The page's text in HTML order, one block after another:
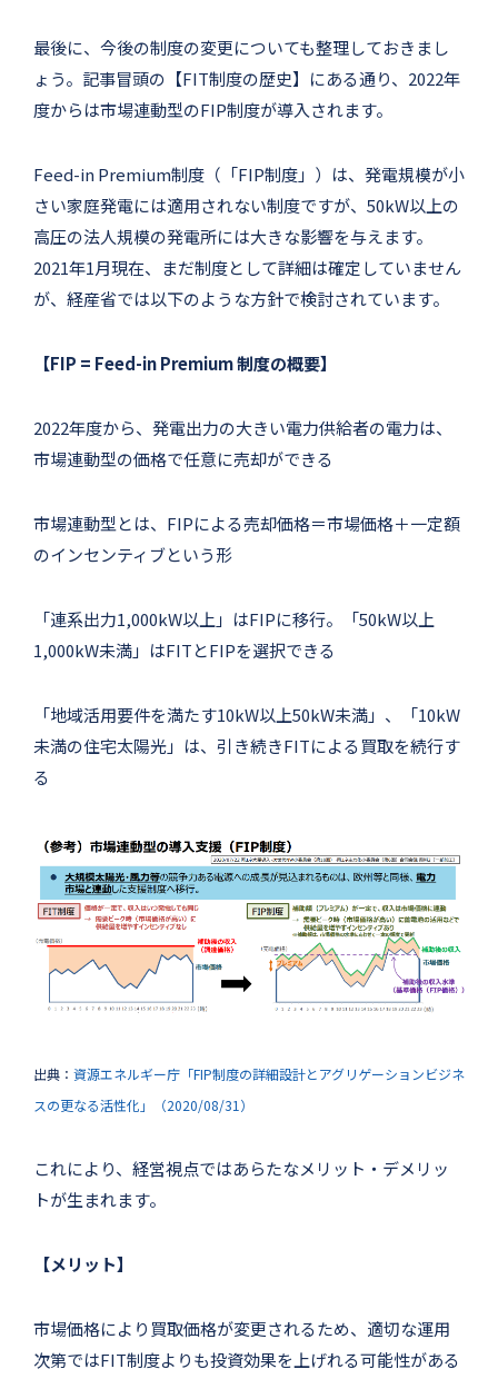
最後に、今後の制度の変更についても整理しておきまし
ょう。記事冒頭の【FIT制度の歴史】にある通り、2022年
度からは市場連動型のFIP制度が導入されます。
Feed-in Premium制度（「FIP制度」）は、発電規模が小
さい家庭発電には適用されない制度ですが、50kW以上の
高圧の法人規模の発電所には大きな影響を与えます。
2021年1月現在、まだ制度として詳細は確定していません
が、経産省では以下のような方針で検討されています。
【FIP = Feed-in Premium 制度の概要】
2022年度から、発電出力の大きい電力供給者の電力は、
市場連動型の価格で任意に売却ができる
市場連動型とは、FIPによる売却価格＝市場価格＋一定額
のインセンティブという形
「連系出力1,000kW以上」はFIPに移行。「50kW以上
1,000kW未満」はFITとFIPを選択できる
「地域活用要件を満たす10kW以上50kW未満」、「10kW
未満の住宅太陽光」は、引き続きFITによる買取を続行す
る
出典： 資源エネルギー庁「FIP制度の詳細設計とアグリゲーションビジネ
スの更なる活性化」（2020/08/31）
これにより、経営視点ではあらたなメリット・デメリッ
トが生まれます。
【メリット】
市場価格により買取価格が変更されるため、適切な運用
次第ではFIT制度よりも投資効果を上げれる可能性がある